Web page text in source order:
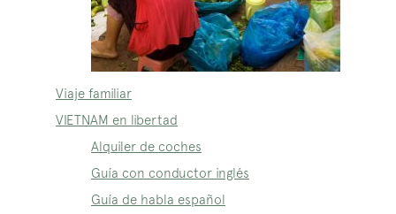
Viaje familiar
VIETNAM en libertad
Alquiler de coches
Guía con conductor inglés
Guía de habla español